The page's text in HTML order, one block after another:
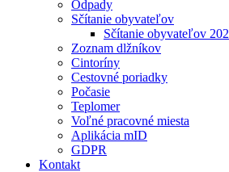
Odpady
Sčítanie obyvateľov
Sčítanie obyvateľov
Zoznam dlžníkov
Cintoríny
Cestovné poriadky
Počasie
Teplomer
Voľné pracovné miesta
Aplikácia mID
GDPR
Kontakt